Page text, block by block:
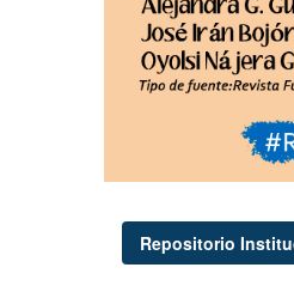
Repositorio